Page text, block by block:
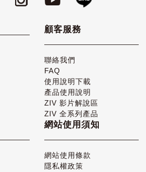
顧客服務
聯絡我們
FAQ
使用說明下載
產品使用說明
ZIV 影片解說區
ZIV 全系列產品
網站使用須知
網站使用條款
隱私權政策